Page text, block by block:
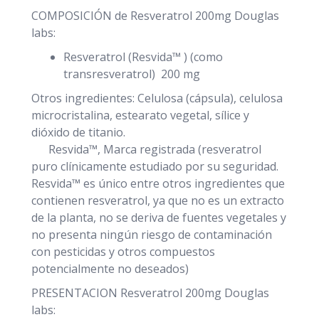
COMPOSICIÓN de Resveratrol 200mg Douglas
labs:
Resveratrol (Resvida™ ) (como
transresveratrol) 200 mg
Otros ingredientes: Celulosa (cápsula), celulosa
microcristalina, estearato vegetal, sílice y
dióxido de titanio.
Resvida™, Marca registrada (resveratrol
puro clínicamente estudiado por su seguridad.
Resvida™ es único entre otros ingredientes que
contienen resveratrol, ya que no es un extracto
de la planta, no se deriva de fuentes vegetales y
no presenta ningún riesgo de contaminación
con pesticidas y otros compuestos
potencialmente no deseados)
PRESENTACION Resveratrol 200mg Douglas
labs: